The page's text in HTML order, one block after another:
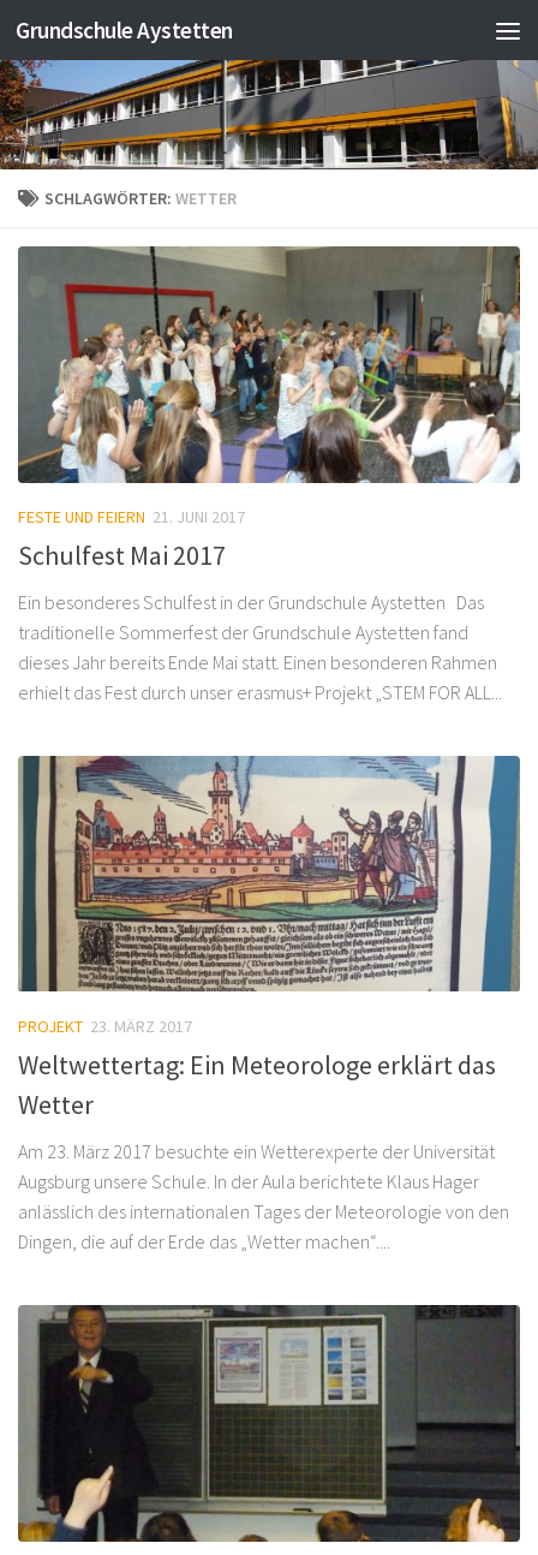
Zum Inhalt springen
Grundschule Aystetten
SCHLAGWÖRTER: WETTER
FESTE UND FEIERN 21. JUNI 2017
Schulfest Mai 2017
Ein besonderes Schulfest in der Grundschule Aystetten Das
traditionelle Sommerfest der Grundschule Aystetten fand
dieses Jahr bereits Ende Mai statt. Einen besonderen Rahmen
erhielt das Fest durch unser erasmus+ Projekt „STEM FOR ALL...
PROJEKT 23. MÄRZ 2017
Weltwettertag: Ein Meteorologe erklärt das
Wetter
Am 23. März 2017 besuchte ein Wetterexperte der Universität
Augsburg unsere Schule. In der Aula berichtete Klaus Hager
anlässlich des internationalen Tages der Meteorologie von den
Dingen, die auf der Erde das „Wetter machen“....